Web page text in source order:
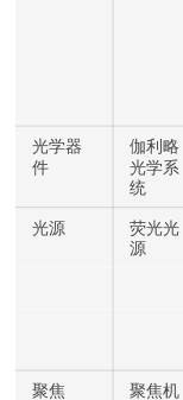
光学器
件
伽利略
光学系
统
光源
荧光光
源
聚焦
聚焦机